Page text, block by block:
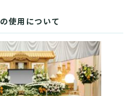
使用について